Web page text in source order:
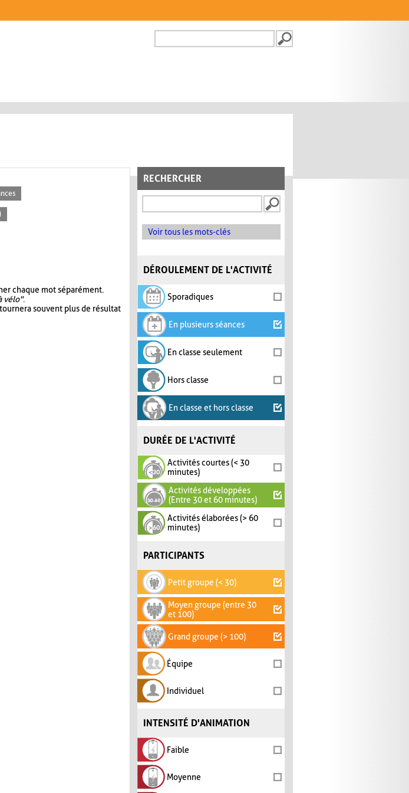
FORMULAIRE DE
RECHERCHER
Voir tous les mots-clés
DÉROULEMENT DE L'ACTIVITÉ
Sporadiques
En plusieurs séances
En classe seulement
Hors classe
En classe et hors classe
DURÉE DE L'ACTIVITÉ
Activités courtes (< 30
minutes)
Activités développées
(Entre 30 et 60 minutes)
Activités élaborées (> 60
minutes)
PARTICIPANTS
Petit groupe (< 30)
Moyen groupe (entre 30
et 100)
Grand groupe (> 100)
Équipe
Individuel
INTENSITÉ D'ANIMATION
Faible
Moyenne
chaque mot séparément.
vélo".
souvent plus de résultat